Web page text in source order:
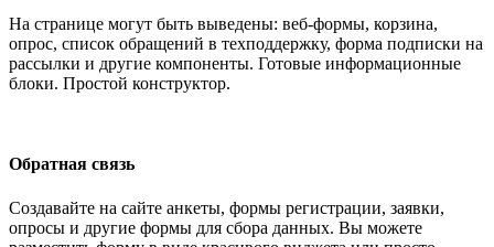
На странице могут быть выведены: веб-формы, корзина,
опрос, список обращений в техподдержку, форма подписки на
рассылки и другие компоненты. Готовые информационные
блоки. Простой конструктор.
Обратная связь
Создавайте на сайте анкеты, формы регистрации, заявки,
опросы и другие формы для сбора данных. Вы можете